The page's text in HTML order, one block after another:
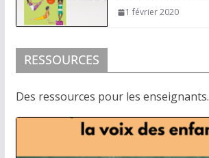
1 février 2020
RESSOURCES
Des ressources pour les enseignants.